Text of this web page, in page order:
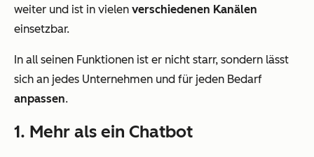
weiter und ist in vielen verschiedenen Kanälen
einsetzbar.
In all seinen Funktionen ist er nicht starr, sondern lässt
sich an jedes Unternehmen und für jeden Bedarf
anpassen.
1. Mehr als ein Chatbot